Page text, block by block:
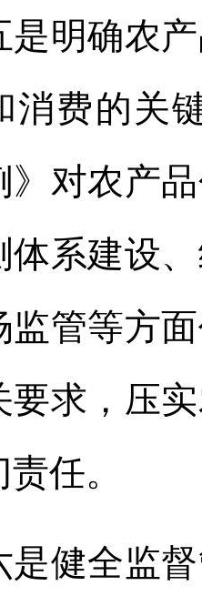
确农产
消费的关
》对农产
体系建设
监管等方
要求，压
任。
全监督